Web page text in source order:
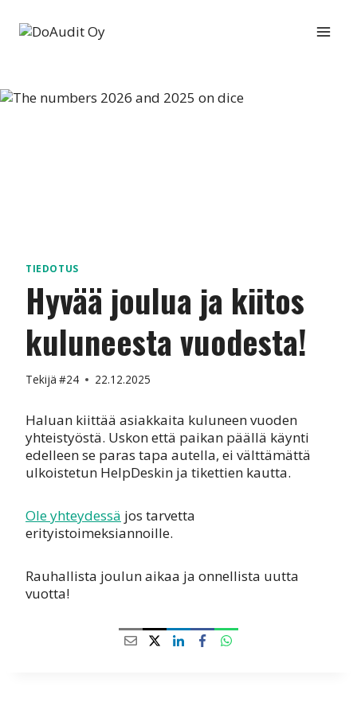
sisältöön
TIEDOTUS
Hyvää joulua ja kiitos
kuluneesta vuodesta!
Tekijä #24 22.12.2025
Haluan kiittää asiakkaita kuluneen vuoden
yhteistyöstä. Uskon että paikan päällä käynti
edelleen se paras tapa autella, ei välttämättä
ulkoistetun HelpDeskin ja tikettien kautta.
Ole yhteydessä jos tarvetta
erityistoimeksiannoille.
Rauhallista joulun aikaa ja onnellista uutta
vuotta!